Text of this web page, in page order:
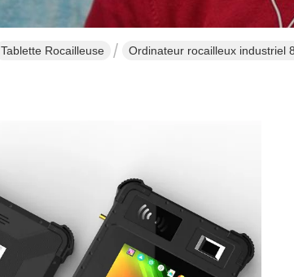
Tablette Rocailleuse Ordinateur rocailleux industriel